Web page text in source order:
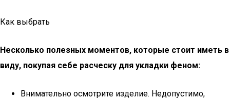
Как выбрать
Несколько полезных моментов, которые стоит иметь в
виду, покупая себе расческу для укладки феном:
Внимательно осмотрите изделие. Недопустимо,